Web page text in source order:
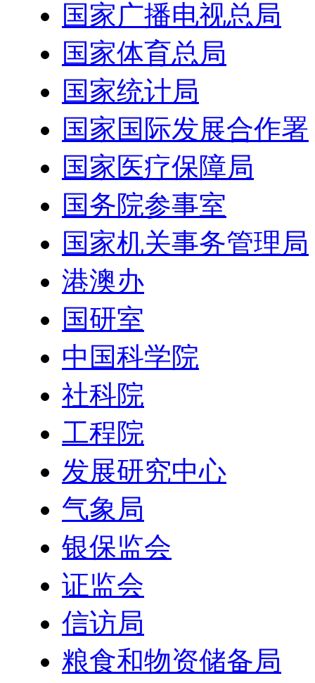
国家广播电视总局
国家体育总局
国家统计局
国家国际发展合作署
国家医疗保障局
国务院参事室
国家机关事务管理局
港澳办
国研室
中国科学院
社科院
工程院
发展研究中心
气象局
银保监会
证监会
信访局
粮食和物资储备局